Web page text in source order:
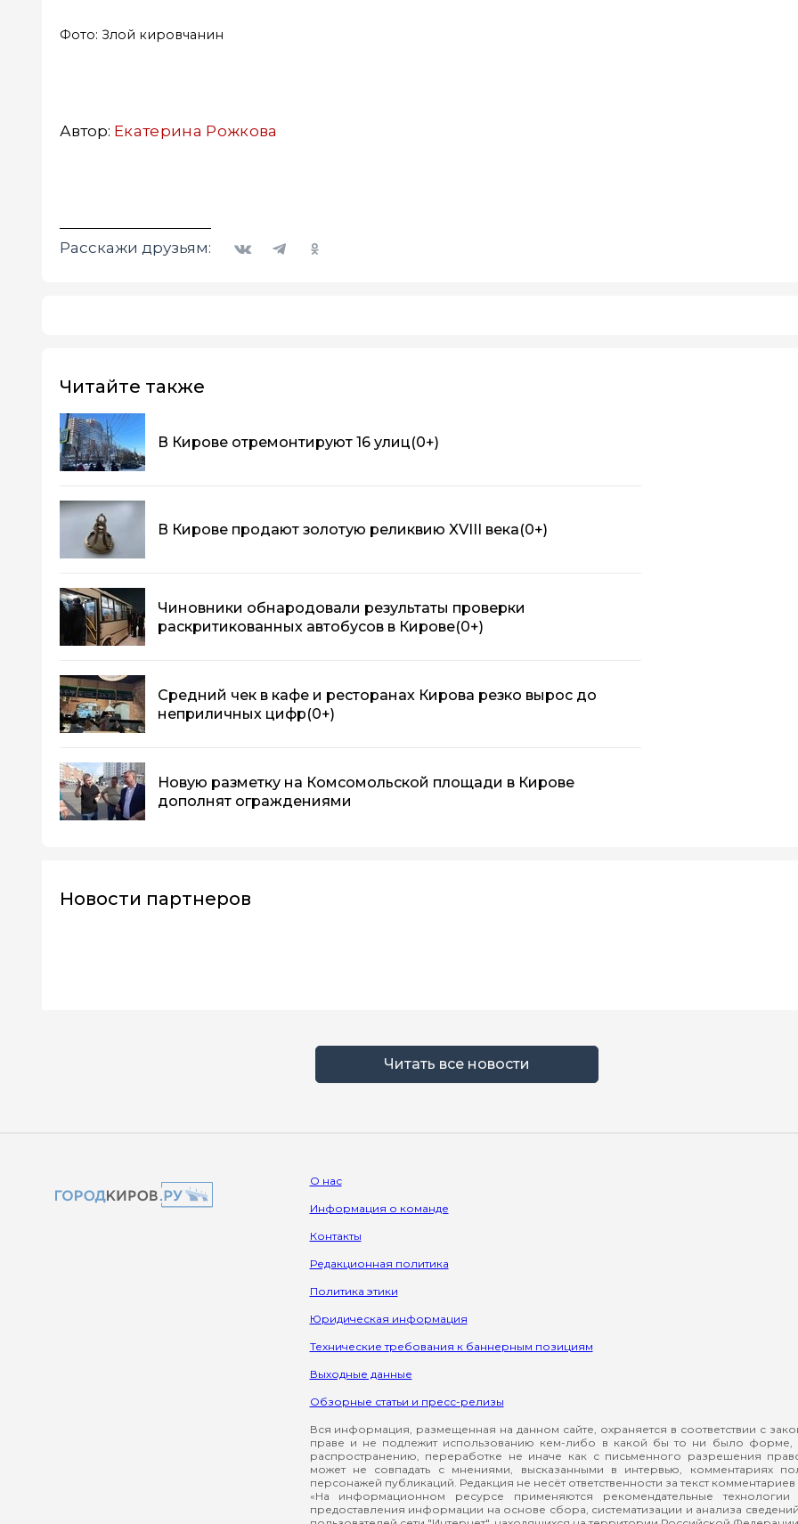
Фото: Злой кировчанин
Автор: Екатерина Рожкова
Расскажи друзьям:
Читайте также
В Кирове отремонтируют 16 улиц(0+)
В Кирове продают золотую реликвию XVIII века(0+)
Чиновники обнародовали результаты проверки
раскритикованных автобусов в Кирове(0+)
Средний чек в кафе и ресторанах Кирова резко вырос до
неприличных цифр(0+)
Новую разметку на Комсомольской площади в Кирове
дополнят ограждениями
Новости партнеров
Читать все новости
О нас
Информация о команде
Контакты
Редакционная политика
Политика этики
Юридическая информация
Технические требования к баннерным позициям
Выходные данные
Обзорные статьи и пресс-релизы
Вся информация, размещенная на данном сайте, охраняется в соответствии с
праве и не подлежит использованию кем-либо в какой бы то ни было форме,
распространению, переработке не иначе как с письменного разрешения
может не совпадать с мнениями, высказанными в интервью, комментариях
персонажей публикаций. Редакция не несёт ответственности за текст комментариев
«На информационном ресурсе применяются рекомендательные технологии
предоставления информации на основе сбора, систематизации и анализа